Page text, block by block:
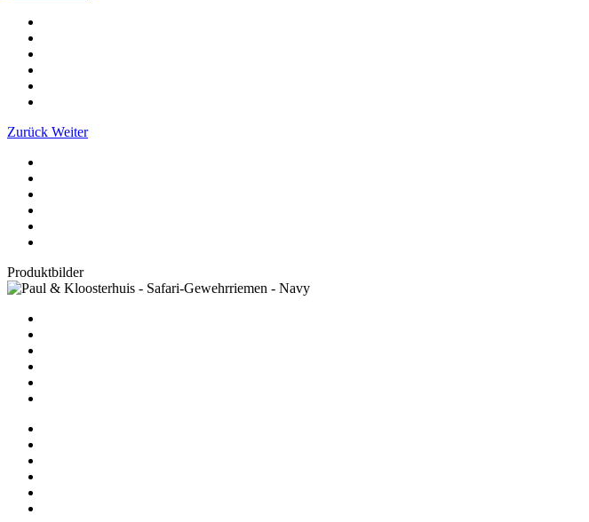
Zurück Weiter
Produktbilder